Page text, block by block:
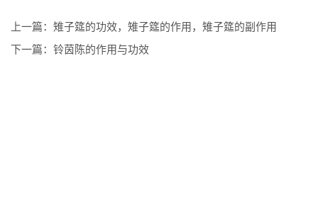
上一篇： 雉子筵的功效，雉子筵的作用，雉子筵的副作用
下一篇： 铃茵陈的作用与功效